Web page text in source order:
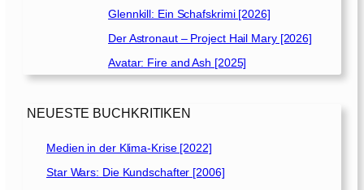
Glennkill: Ein Schafskrimi [2026]
Der Astronaut – Project Hail Mary [2026]
Avatar: Fire and Ash [2025]
NEUESTE BUCHKRITIKEN
Medien in der Klima-Krise [2022]
Star Wars: Die Kundschafter [2006]